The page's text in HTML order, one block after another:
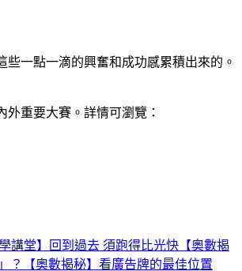
一點一滴的興奮和成功感累積出來的。
重要大賽。詳情可瀏覽：
學講堂】回到過去 須跑得比光快 【奧數揭
？ 【奧數揭秘】看廣告牌的最佳位置